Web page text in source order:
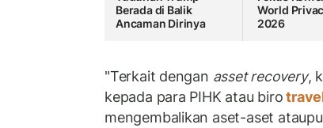
Berada di Balik
Ancaman Dirinya
World
2026
"Terkait dengan asset recovery,
kepada para PIHK atau biro
mengembalikan aset-aset